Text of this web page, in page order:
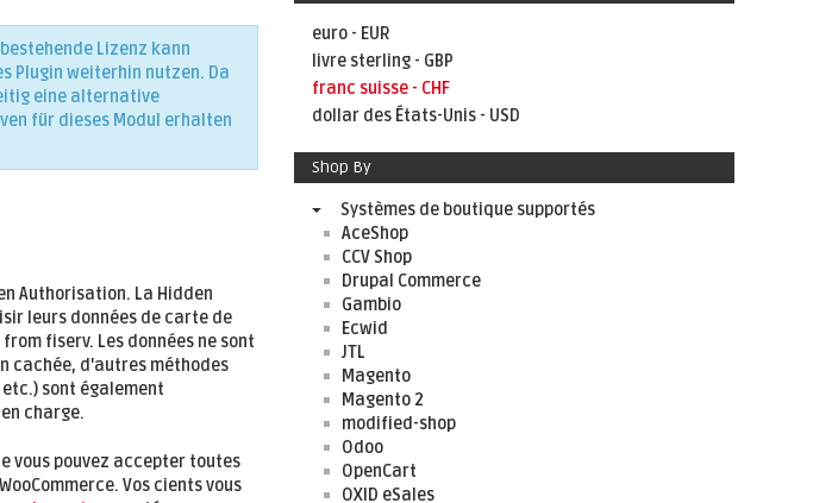
Lizenz kann
Plugin weiterhin nutzen. Da
eine alternative
für dieses Modul erhalten
Authorisation. La Hidden
leurs données de carte de
fiserv. Les données ne sont
cachée, d'autres méthodes
sont également
charge.
vous pouvez accepter toutes
Vos cients vous
euro - EUR
livre sterling - GBP
franc suisse - CHF
dollar des États-Unis - USD
Shop By
Systèmes de boutique supportés
AceShop
CCV Shop
Drupal Commerce
Gambio
Ecwid
JTL
Magento
Magento 2
modified-shop
Odoo
OpenCart
OXID eSales